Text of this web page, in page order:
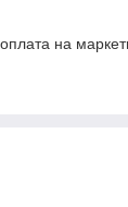
на